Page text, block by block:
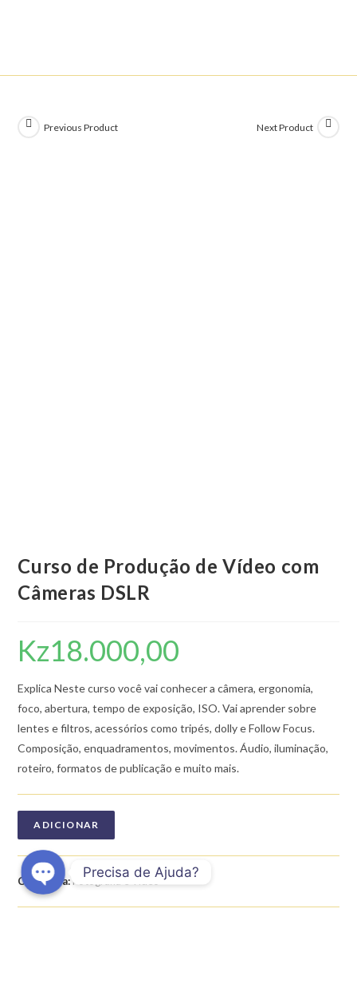
Previous Product Next Product
Curso de Produção de Vídeo com
Câmeras DSLR
Kz18.000,00
Explica Neste curso você vai conhecer a câmera, ergonomia,
foco, abertura, tempo de exposição, ISO. Vai aprender sobre
lentes e filtros, acessórios como tripés, dolly e Follow Focus.
Composição, enquadramentos, movimentos. Áudio, iluminação,
roteiro, formatos de publicação e muito mais.
ADICIONAR
Categoria:Fotografia e Vídeo
Precisa de Ajuda?
O